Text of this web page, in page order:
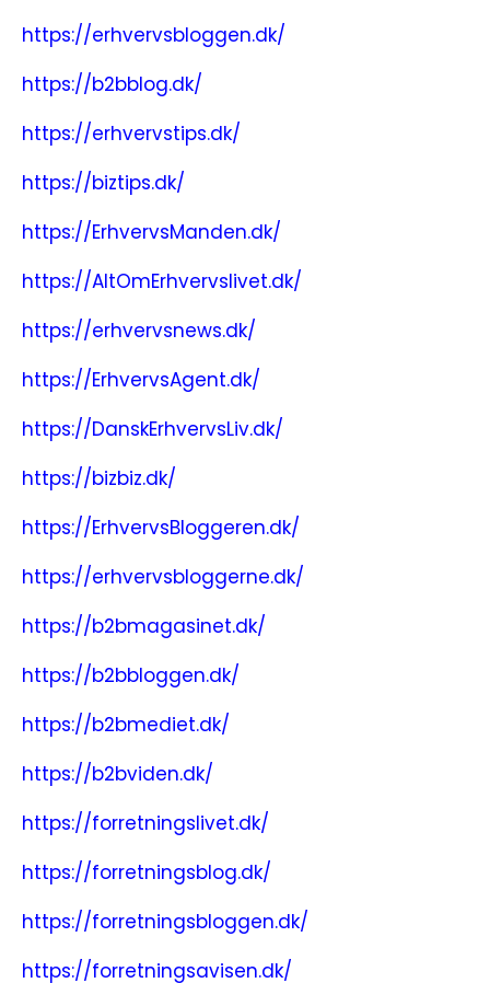
https://erhvervsbloggen.dk/
https://b2bblog.dk/
https://erhvervstips.dk/
https://biztips.dk/
https://ErhvervsManden.dk/
https://AltOmErhvervslivet.dk/
https://erhvervsnews.dk/
https://ErhvervsAgent.dk/
https://DanskErhvervsLiv.dk/
https://bizbiz.dk/
https://ErhvervsBloggeren.dk/
https://erhvervsbloggerne.dk/
https://b2bmagasinet.dk/
https://b2bbloggen.dk/
https://b2bmediet.dk/
https://b2bviden.dk/
https://forretningslivet.dk/
https://forretningsblog.dk/
https://forretningsbloggen.dk/
https://forretningsavisen.dk/